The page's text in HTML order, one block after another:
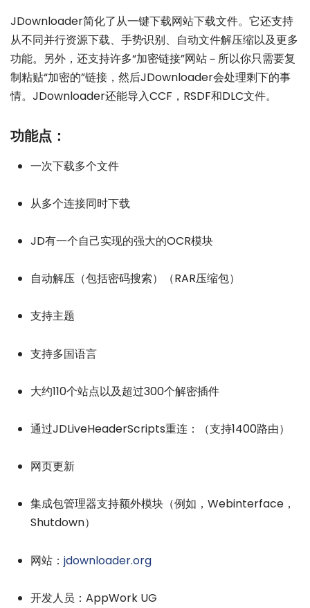
JDownloader简化了从一键下载网站下载文件。它还支持
从不同并行资源下载、手势识别、自动文件解压缩以及更多
功能。另外，还支持许多“加密链接”网站－所以你只需要复
制粘贴“加密的”链接，然后JDownloader会处理剩下的事
情。JDownloader还能导入CCF，RSDF和DLC文件。
功能点：
一次下载多个文件
从多个连接同时下载
JD有一个自己实现的强大的OCR模块
自动解压（包括密码搜索）（RAR压缩包）
支持主题
支持多国语言
大约110个站点以及超过300个解密插件
通过JDLiveHeaderScripts重连：（支持1400路由）
网页更新
集成包管理器支持额外模块（例如，Webinterface，
Shutdown）
网站： jdownloader.org
开发人员：AppWork UG